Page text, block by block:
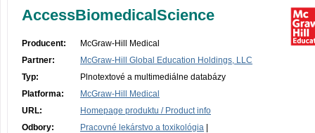
AccessBiomedicalScience
Producent:
McGraw-Hill Medical
Partner:
McGraw-Hill Global Education Holdings, LLC
Typ:
Plnotextové a multimediálne databázy
Platforma:
McGraw-Hill Medical
URL:
Homepage produktu / Product info
Odbory:
Pracovné lekárstvo a toxikológia